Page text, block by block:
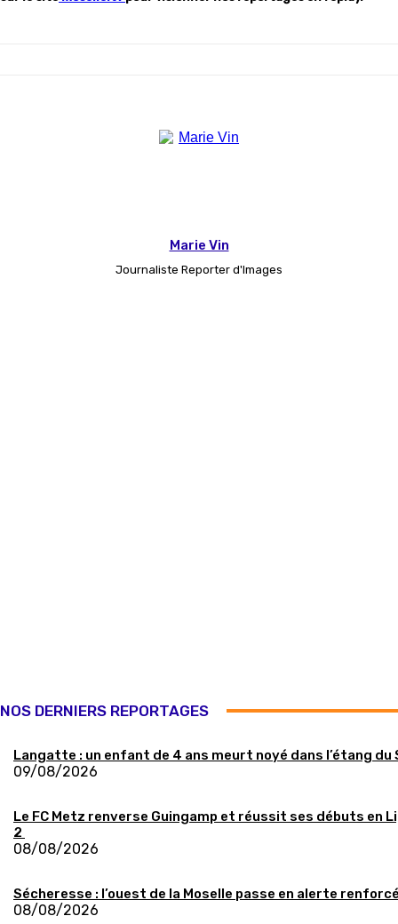
Marie Vin
Journaliste Reporter d'Images
NOS DERNIERS REPORTAGES
Langatte : un enfant de 4 ans meurt noyé dans l’étang du
09/08/2026
Le FC Metz renverse Guingamp et réussit ses débuts en
2
08/08/2026
Sécheresse : l’ouest de la Moselle passe en alerte
08/08/2026